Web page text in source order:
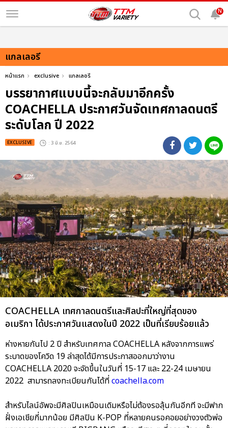
N
แกลเลอรี
หน้าแรก exclusive แกลเลอรี
บรรยากาศแบบนี้จะกลับมาอีกครั้ง
COACHELLA ประกาศวันจัดเทศกาลดนตรี
ระดับโลก ปี 2022
EXCLUSIVE : 3 มิ.ย. 2564
COACHELLA เทศกาลดนตรีและศิลปะที่ใหญ่ที่สุดของ
อเมริกา ได้ประกาศวันแสดงในปี 2022 เป็นที่เรียบร้อยแล้ว
ห่างหายกันไป 2 ปี สำหรับเทศกาล COACHELLA หลังจากการแพร่
ระบาดของโควิด 19 ล่าสุดได้มีการประกาสออกมาว่างาน
COACHELLA 2020 จะจัดขึ้นในวันที่ 15-17 และ 22-24 เมษายน
2022 สามารถลงทะเบียนกันได้ที่coachella.com
สำหรับไลน์อัพจะมีศิลปินเหมือนเดิมหรือไม่ต้องรอลุ้นกันอีกที จะมีฟาก
ฝั่งเอเชียกี่มากน้อย มีศิลปิน K-POP ที่หลายคนรอคอยอย่างวงตัวพ่อ